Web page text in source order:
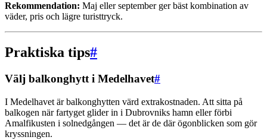
Rekommendation: Maj eller september ger bäst kombination av
väder, pris och lägre turisttryck.
Praktiska tips#
Välj balkonghytt i Medelhavet#
I Medelhavet är balkonghytten värd extrakostnaden. Att sitta på
balkogen när fartyget glider in i Dubrovniks hamn eller förbi
Amalfikusten i solnedgången — det är de där ögonblicken som gör
kryssningen.